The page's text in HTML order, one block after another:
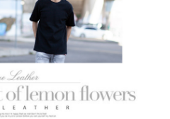
理人或監護人之同意方可使用
辦者引起之損失，本公司不負相關責
依據個別帳號之用戶狀況，依本公司即
額度不足之情形，本公司將視審查結果
人資訊註冊。若發現惡意使用之情形，
用戶之使用額度並採取法律行動。